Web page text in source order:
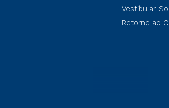
Vestibular
Retorne ao